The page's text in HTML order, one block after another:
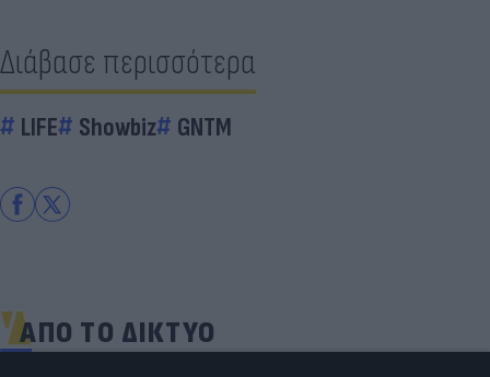
Διάβασε περισσότερα
LIFE Showbiz GNTM
ΑΠΟ ΤΟ ΔΙΚΤΥΟ